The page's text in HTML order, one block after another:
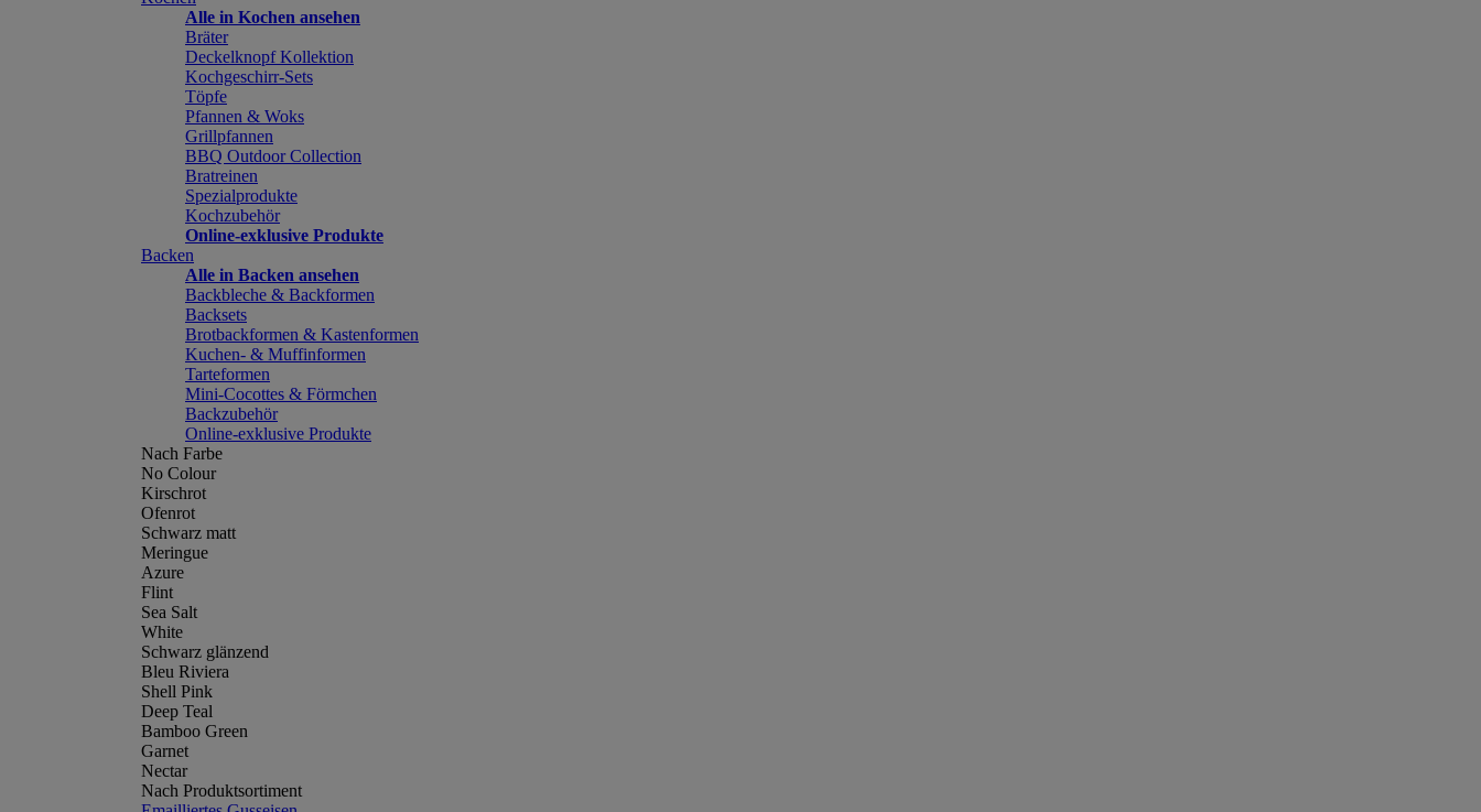
Alle in Kochen ansehen
Bräter
Deckelknopf Kollektion
Kochgeschirr-Sets
Töpfe
Pfannen & Woks
Grillpfannen
BBQ Outdoor Collection
Bratreinen
Spezialprodukte
Kochzubehör
Online-exklusive Produkte
Backen
Alle in Backen ansehen
Backbleche & Backformen
Backsets
Brotbackformen & Kastenformen
Kuchen- & Muffinformen
Tarteformen
Mini-Cocottes & Förmchen
Backzubehör
Online-exklusive Produkte
Nach Farbe
No Colour
Kirschrot
Ofenrot
Schwarz matt
Meringue
Azure
Flint
Sea Salt
White
Schwarz glänzend
Bleu Riviera
Shell Pink
Deep Teal
Bamboo Green
Garnet
Nectar
Nach Produktsortiment